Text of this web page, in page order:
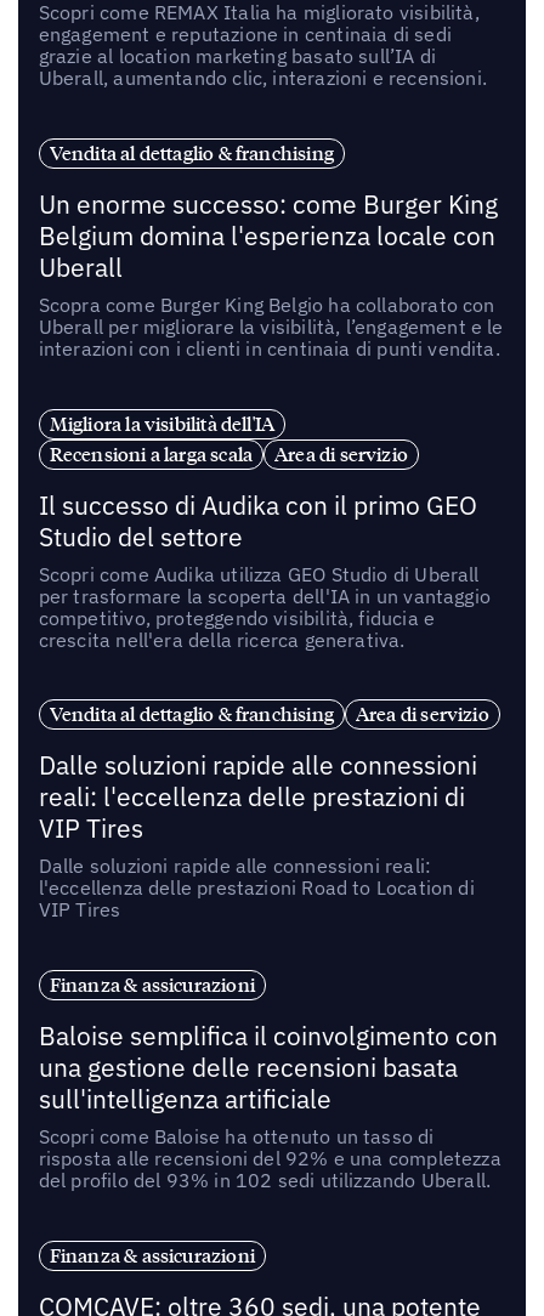
Scopri come REMAX Italia ha migliorato visibilità,
engagement e reputazione in centinaia di sedi
grazie al location marketing basato sull’IA di
Uberall, aumentando clic, interazioni e recensioni.
Vendita al dettaglio & franchising
Un enorme successo: come Burger King
Belgium domina l'esperienza locale con
Uberall
Scopra come Burger King Belgio ha collaborato con
Uberall per migliorare la visibilità, l’engagement e le
interazioni con i clienti in centinaia di punti vendita.
Migliora la visibilità dell'IA
Recensioni a larga scala
Area di servizio
Il successo di Audika con il primo GEO
Studio del settore
Scopri come Audika utilizza GEO Studio di Uberall
per trasformare la scoperta dell'IA in un vantaggio
competitivo, proteggendo visibilità, fiducia e
crescita nell'era della ricerca generativa.
Vendita al dettaglio & franchising Area di servizio
Dalle soluzioni rapide alle connessioni
reali: l'eccellenza delle prestazioni di
VIP Tires
Dalle soluzioni rapide alle connessioni reali:
l'eccellenza delle prestazioni Road to Location di
VIP Tires
Finanza & assicurazioni
Baloise semplifica il coinvolgimento con
una gestione delle recensioni basata
sull'intelligenza artificiale
Scopri come Baloise ha ottenuto un tasso di
risposta alle recensioni del 92% e una completezza
del profilo del 93% in 102 sedi utilizzando Uberall.
Finanza & assicurazioni
COMCAVE: oltre 360 sedi, una potente